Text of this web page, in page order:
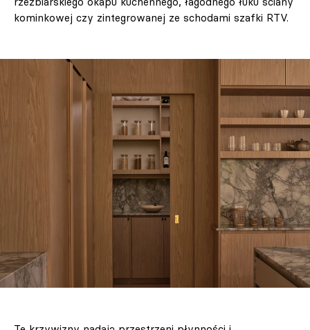
kominkowej czy zintegrowanej ze schodami szafki RTV.